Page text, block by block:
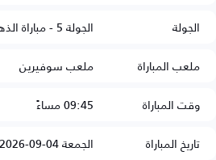
الجولة
الجولة 5 - مباراة الذهاب
ملعب المباراة
ملعب سوفيرين
وقت المباراة
09:45 مساءً
تاريخ المباراة
الجمعة 04-09-2026